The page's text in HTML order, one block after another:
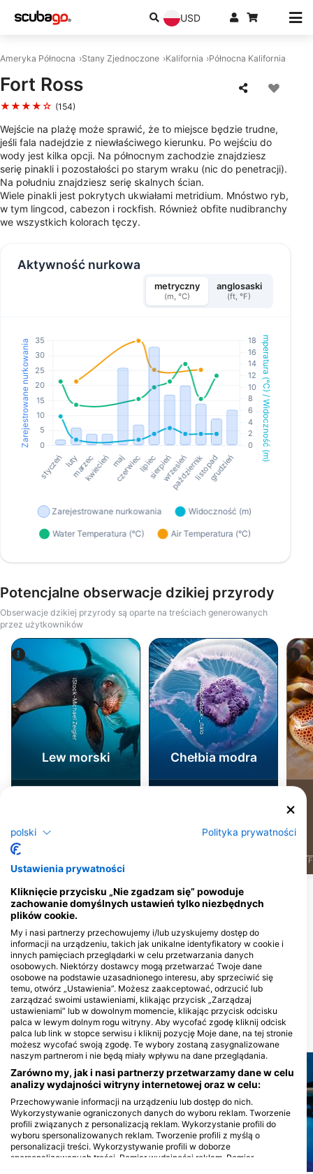
USD
Ameryka Północna Stany Zjednoczone Kalifornia Północna Kalifornia
Fort Ross
★★★★☆ (154)
Wejście na plażę może sprawić, że to miejsce będzie trudne,
jeśli fala nadejdzie z niewłaściwego kierunku. Po wejściu do
wody jest kilka opcji. Na północnym zachodzie znajdziesz
serię pinakli i pozostałości po starym wraku (nic do penetracji).
Na południu znajdziesz serię skalnych ścian.
Wiele pinakli jest pokrytych ukwiałami metridium. Mnóstwo ryb,
w tym lingcod, cabezon i rockfish. Również obfite nudibranchy
we wszystkich kolorach tęczy.
Aktywność nurkowa
metryczny
(m, °C)
anglosaski
(ft, °F)
Potencjalne obserwacje dzikiej przyrody
Obserwacje dzikiej przyrody są oparte na treściach generowanych
przez użytkowników
iStock-Michael Zeigler
Lew morski
AdobeStock-_italo
Chełbia modra
F
Centra nurkowe obsługujące to miejsce
nurkowe
Dolphin Swim School, Inc.
1530 El Camino Ave, 95815
Sacramento, CA - Stany
Zjednoczone
MIEJSCA NURKOWE W POBLIŻU
polski Polityka prywatności
Ustawienia prywatności
Kliknięcie przycisku „Nie zgadzam się” powoduje
zachowanie domyślnych ustawień tylko niezbędnych
plików cookie.
My i nasi partnerzy przechowujemy i/lub uzyskujemy dostęp do
informacji na urządzeniu, takich jak unikalne identyfikatory w cookie i
innych pamięciach przeglądarki w celu przetwarzania danych
osobowych. Niektórzy dostawcy mogą przetwarzać Twoje dane
osobowe na podstawie uzasadnionego interesu, aby sprzeciwić się
temu, otwórz „Ustawienia”. Możesz zaakceptować, odrzucić lub
zarządzać swoimi ustawieniami, klikając przycisk „Zarządzaj
ustawieniami” lub w dowolnym momencie, klikając przycisk odcisku
palca w lewym dolnym rogu witryny. Aby wycofać zgodę kliknij odcisk
palca lub link w stopce serwisu i kliknij pozycję Moje dane, na tej stronie
możesz wycofać swoją zgodę. Te wybory zostaną zasygnalizowane
naszym partnerom i nie będą miały wpływu na dane przeglądania.
Zarówno my, jak i nasi partnerzy przetwarzamy dane w celu
analizy wydajności witryny internetowej oraz w celu:
Przechowywanie informacji na urządzeniu lub dostęp do nich.
Wykorzystywanie ograniczonych danych do wyboru reklam. Tworzenie
profili związanych z personalizacją reklam. Wykorzystanie profili do
wyboru spersonalizowanych reklam. Tworzenie profili z myślą o
personalizacji treści. Wykorzystywanie profili w doborze
spersonalizowanych treści. Pomiar wydajności reklam. Pomiar